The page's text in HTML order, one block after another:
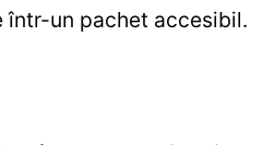
într-un pachet accesibil.